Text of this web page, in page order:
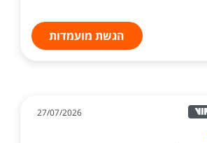
הגשת מועמדות
27/07/2026